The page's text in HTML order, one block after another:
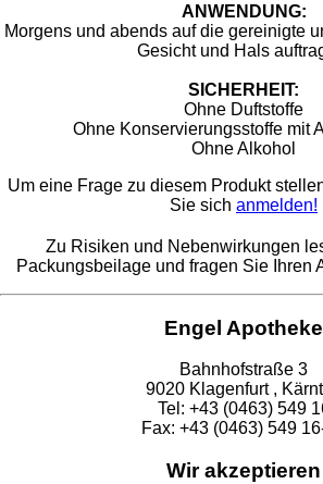
ANWENDUNG:
Morgens und abends auf die gereinigte
Gesicht und Hals
SICHERHEIT:
Ohne Duftstoffe
Ohne Konservierungsstoffe mit
Ohne Alkohol
Um eine Frage zu diesem Produkt
Sie sich anmelden!
Zu Risiken und Nebenwirkungen
Packungsbeilage und fragen Sie Ihren
Engel Apotheke
Bahnhofstraße 3
9020 Klagenfurt ,
Tel: +43 (0463) 549
Fax: +43 (0463) 549
Wir akzeptieren